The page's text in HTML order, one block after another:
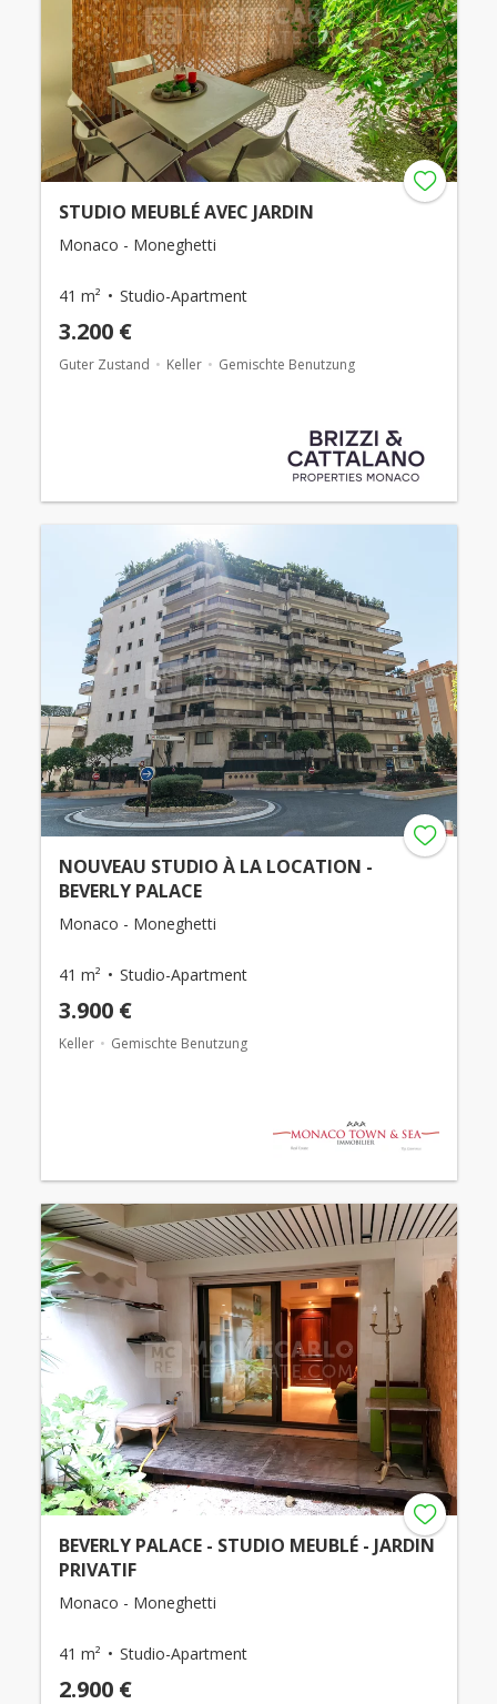
STUDIO MEUBLÉ AVEC JARDIN
Monaco - Moneghetti
41 m² Studio-Apartment
3.200 €
Guter Zustand Keller Gemischte Benutzung
NOUVEAU STUDIO À LA LOCATION -
BEVERLY PALACE
Monaco - Moneghetti
41 m² Studio-Apartment
3.900 €
Keller Gemischte Benutzung
BEVERLY PALACE - STUDIO MEUBLÉ - JARDIN
PRIVATIF
Monaco - Moneghetti
41 m² Studio-Apartment
2.900 €